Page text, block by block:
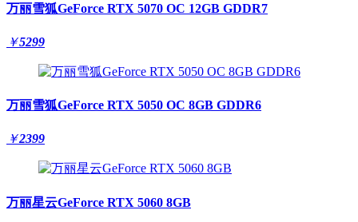
万丽雪狐GeForce RTX 5070 OC 12GB GDDR7
￥5299
万丽雪狐GeForce RTX 5050 OC 8GB GDDR6
￥2399
万丽星云GeForce RTX 5060 8GB